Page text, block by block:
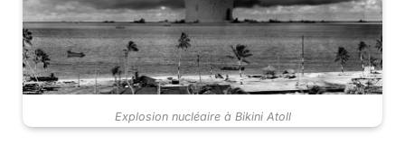
Explosion nucléaire à Bikini Atoll